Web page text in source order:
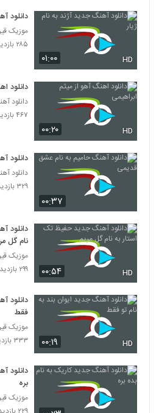
دانلود آهنگ
5320
شکیب آهنگ یکی
۳۴۶ بازدید
5321
دانلود آهنگ دل
۲۵۶ بازدید
Saberi Naro
5323 رفت دلم
(Acoustic
Version)
۲۷۹ بازدید
موزیک زیبای
5326
۲۶۰ بازدید
صادق آتشی آهنگ
۰۱:۰۰ HD
دانلود
موزیک
۲۸۵ بازدید
۰۰:۲۰ HD
دانلود
۴۶۷ بازدید
۰۰:۳۷
دانلود
۳۲۹ بازدید
۰۰:۵۴ HD
دانلود
نام گل
موزیک
۲۹۹ بازدید
۰۰:۱۹ HD
دانلود
فقط
موزیک
۳۳۳ بازدید
دانلود
بره
موزیک